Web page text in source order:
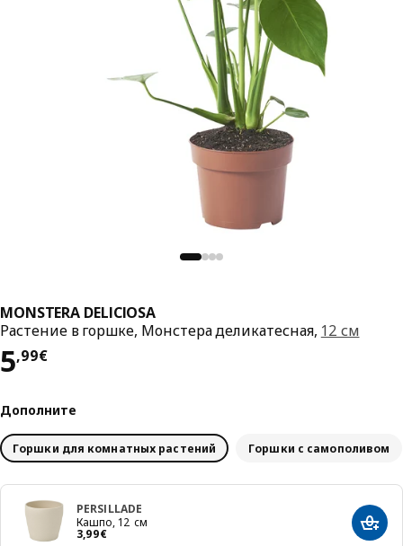
MONSTERA DELICIOSA
Растение в горшке, Монстера деликатесная, 12 см
5,99€
Цена 5,99€
Дополните
Горшки для комнатных растений Горшки с самополивом
PERSILLADE
Кашпо, 12 см
3,99€
Цена 3,99€